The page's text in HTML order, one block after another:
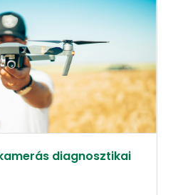
diagnosztikai